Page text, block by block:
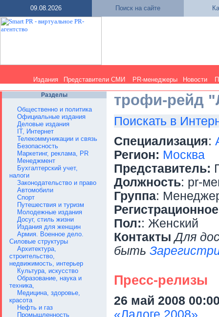
09.08.2026 Поиск на сайте
Издания Представители СМИ PR-менеджеры Новости
Разделы
Общественно и политика
Официальные издания
Деловые издания
IT, Интернет
Телекоммуникации и связь
Безопасность
Маркетинг, реклама, PR
Менеджмент
Бухгалтерский учет,
налоги
Законодательство и право
Автомобили
Спорт
Путешествия и туризм
Молодежные издания
Досуг, стиль жизни
Издания для женщин
Армия. Военное дело.
Силовые структуры
Архитектура,
строительство,
недвижимость, интерьер
Культура, искусство
Образование, наука и
техника,
Медицина, здоровье,
красота
Нефть и газ
Промышленность
трофи-рейд
Поискать в
Специализация:
Регион: Москва
Представитель:
Должность: pr-
Группа:
Пол:: Женский
Контакты Для
быть
Пресс-релизы
26 май 2008
«Ладоге 2008»